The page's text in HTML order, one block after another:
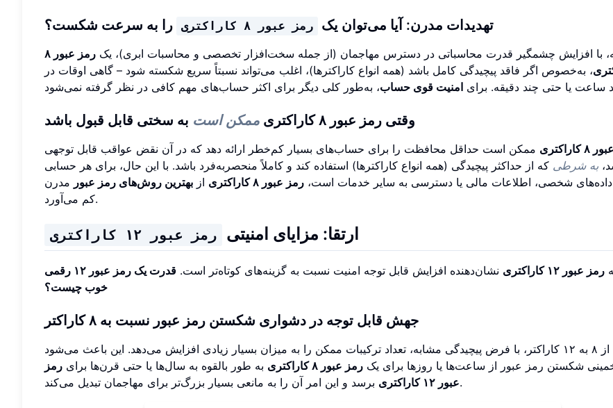
تهدیدات مدرن: آیا می‌توان یک رمز عبور ۸ کاراکتری را به سرعت شکست؟
با افزایش چشمگیر قدرت محاسباتی در دسترس مهاجمان (از جمله سخت‌افزار تخصصی و محاسبات ابری)، یک
رمز عبور ۸
، به‌خصوص اگر فاقد پیچیدگی کامل باشد (همه انواع کاراکترها)، اغلب می‌تواند نسبتاً سریع شکسته شود – گاهی اوقات در
یا حتی چند دقیقه. برای امنیت قوی حساب
وقتی رمز عبور ۸ کاراکتری ممکن است به سختی قابل قبول باشد
ممکن است حداقل محافظت را برای حساب‌های بسیار کم‌خطر ارائه دهد که در آن نقض عواقب قابل توجهی
به شرطی که از حداکثر پیچیدگی (همه انواع کاراکترها) استفاده کند و کاملاً منحصربه‌فرد باشد. با این حال، برای هر حسابی
شخصی، اطلاعات مالی یا دسترسی به سایر خدمات است، رمز عبور ۸ کاراکتری از بهترین روش‌های رمز عبور مدرن
کم می‌آورد.
ارتقا: مزایای امنیتی رمز عبور ۱۲ کاراکتری
رمز عبور ۱۲ کاراکتری نشان‌دهنده افزایش قابل توجه امنیت نسبت به گزینه‌های کوتاه‌تر است.
قدرت یک رمز عبور ۱۲ رقمی
خوب چیست؟
جهش قابل توجه در دشواری شکستن رمز عبور نسبت به ۸ کاراکتر
جهش از ۸ به ۱۲ کاراکتر، با فرض پیچیدگی مشابه، تعداد ترکیبات ممکن را به میزان بسیار زیادی افزایش می‌دهد. این باعث می‌شود
شکستن رمز عبور از ساعت‌ها یا روزها برای یک رمز عبور ۸ کاراکتری به طور بالقوه به سال‌ها یا حتی قرن‌ها برای رمز
عبور ۱۲ کاراکتریبرسد و این امر آن را به مانعی بسیار بزرگ‌تر برای مهاجمان تبدیل می‌کند.